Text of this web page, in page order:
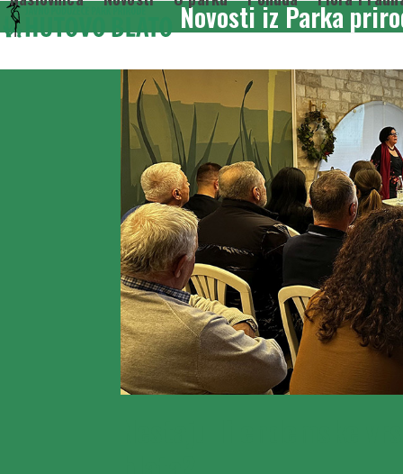
Skip
to
Novosti iz Parka